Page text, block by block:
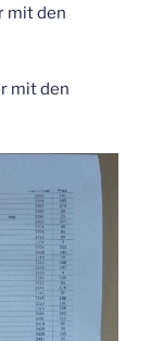
mit den
mit den